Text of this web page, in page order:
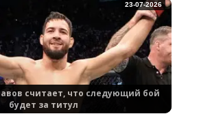
считает, что следующий бой
будет за титул
23-07-2026